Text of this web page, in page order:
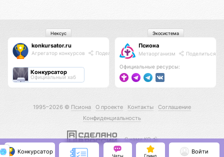
konkursator.ru
Агрегатор конкурсов Поделиться
Конкурсатор
Официальный хаб
Нексус
Псиона
Метаорганизм Поделиться
Официальные ресурсы:
Экосистема
1995–2026 © Псиона О проекте Контакты
Соглашение
Конфиденциальность
С нами КО 🕉️
Конкурсатор
Чаты Гринд
Войти